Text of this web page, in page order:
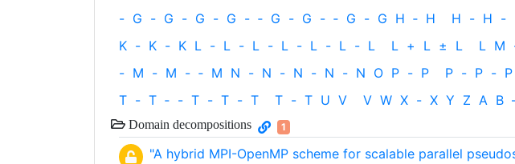
- G - G - G - G - ‐ G - G - ‐ G - G H ‐ H H - H -
K - K - K L - L - L - L - L - L - L L + L ± L L M
- M - M - ‐ M N - N - N - N - N O P - P P - P - P
T - T ‐ - T - T - T T - T U V V W X - X Y Z Α Β
Domain decompositions 1
"A hybrid MPI-OpenMP scheme for scalable parallel